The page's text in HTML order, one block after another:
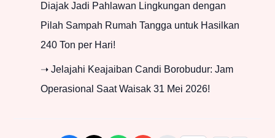
Diajak Jadi Pahlawan Lingkungan dengan
Pilah Sampah Rumah Tangga untuk Hasilkan
240 Ton per Hari!
➝ Jelajahi Keajaiban Candi Borobudur: Jam
Operasional Saat Waisak 31 Mei 2026!